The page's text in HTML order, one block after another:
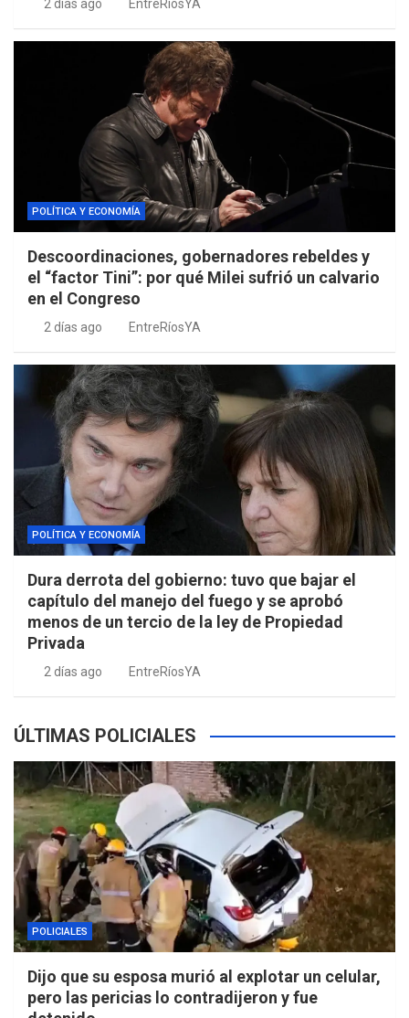
2 días ago EntreRíosYA
POLÍTICA Y ECONOMÍA
Descoordinaciones, gobernadores rebeldes y
el “factor Tini”: por qué Milei sufrió un calvario
en el Congreso
2 días ago EntreRíosYA
POLÍTICA Y ECONOMÍA
Dura derrota del gobierno: tuvo que bajar el
capítulo del manejo del fuego y se aprobó
menos de un tercio de la ley de Propiedad
Privada
2 días ago EntreRíosYA
ÚLTIMAS POLICIALES
POLICIALES
Dijo que su esposa murió al explotar un celular,
pero las pericias lo contradijeron y fue